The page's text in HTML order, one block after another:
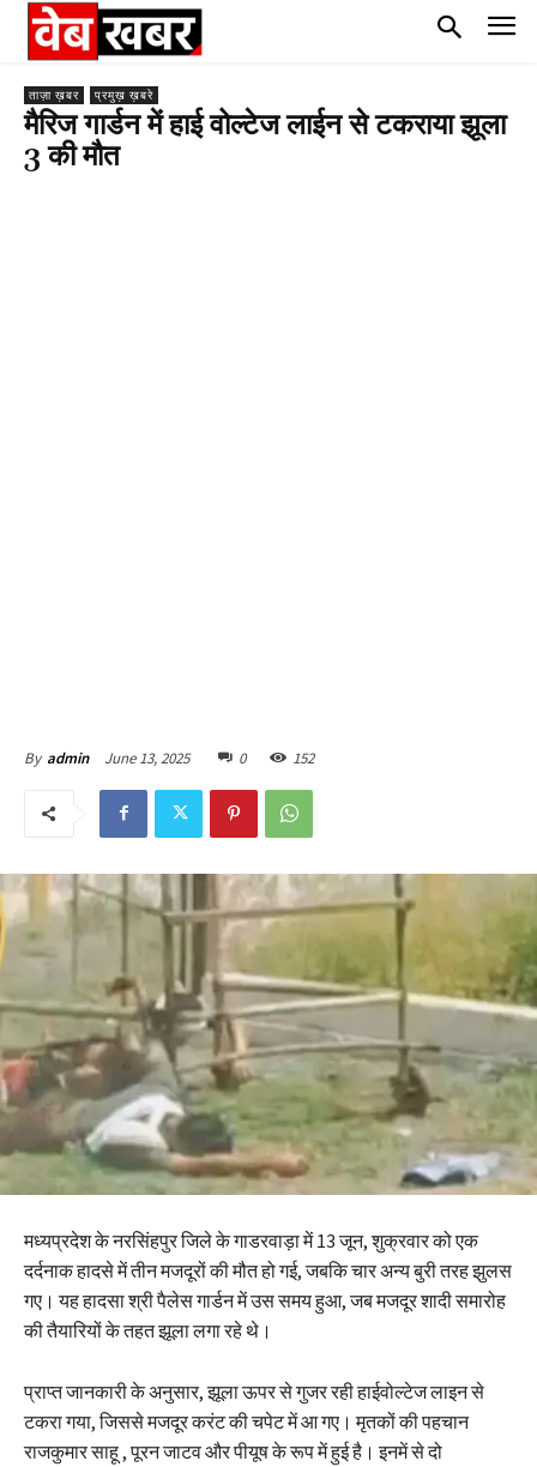
ताज़ा ख़बर प्रमुख़ ख़बरे
मैरिज गार्डन में हाई वोल्टेज लाईन से टकराया झूला
3 की मौत
By admin June 13, 2025 0 152
मध्यप्रदेश के नरसिंहपुर जिले के गाडरवाड़ा में 13 जून, शुक्रवार को एक
दर्दनाक हादसे में तीन मजदूरों की मौत हो गई, जबकि चार अन्य बुरी तरह झुलस
गए। यह हादसा श्री पैलेस गार्डन में उस समय हुआ, जब मजदूर शादी समारोह
की तैयारियों के तहत झूला लगा रहे थे।
प्राप्त जानकारी के अनुसार, झूला ऊपर से गुजर रही हाईवोल्टेज लाइन से
टकरा गया, जिससे मजदूर करंट की चपेट में आ गए। मृतकों की पहचान
राजकुमार साहू , पूरन जाटव और पीयूष के रूप में हुई है। इनमें से दो